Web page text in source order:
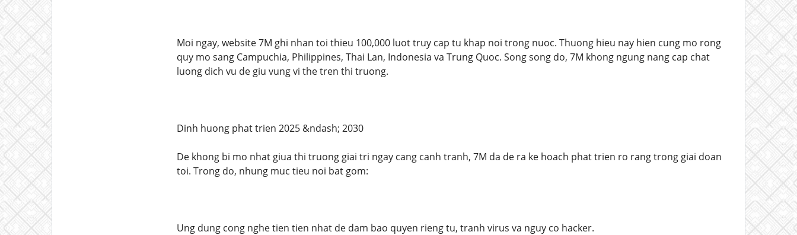
Moi ngay, website 7M ghi nhan toi thieu 100,000 luot truy cap tu khap noi trong nuoc. Thuong hieu nay hien cung mo rong
quy mo sang Campuchia, Philippines, Thai Lan, Indonesia va Trung Quoc. Song song do, 7M khong ngung nang cap chat
luong dich vu de giu vung vi the tren thi truong.
Dinh huong phat trien 2025 &ndash; 2030
De khong bi mo nhat giua thi truong giai tri ngay cang canh tranh, 7M da de ra ke hoach phat trien ro rang trong giai doan
toi. Trong do, nhung muc tieu noi bat gom:
Ung dung cong nghe tien tien nhat de dam bao quyen rieng tu, tranh virus va nguy co hacker.